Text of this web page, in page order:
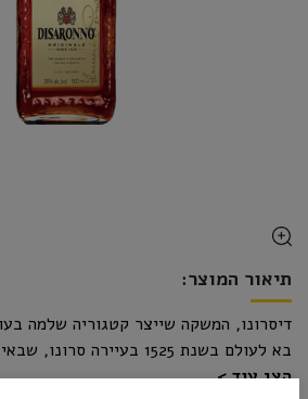
תיאור המוצר:
דיסרונו, המשקה שייצר קטגוריה שלמה
בא לעולם בשנת 1525 בעיירה
תלמידו של לאונרדו דה וינצ'י ואלמנה
הצג עוד